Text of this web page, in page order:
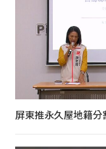
屏東推永久屋地籍